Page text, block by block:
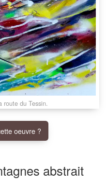
route du Tessin.
oeuvre ?
abstrait